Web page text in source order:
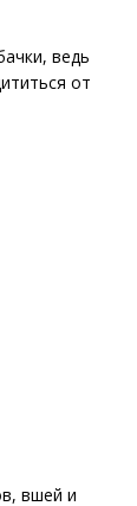
ведь
от
вшей и